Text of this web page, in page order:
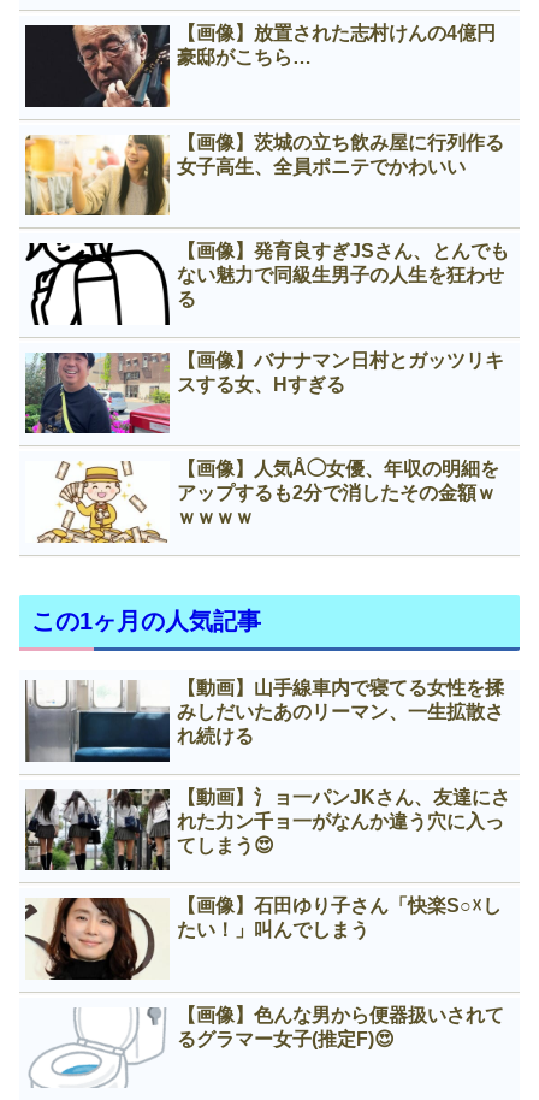
【画像】放置された志村けんの4億円
豪邸がこちら…
【画像】茨城の立ち飲み屋に行列作る
女子高生、全員ポニテでかわいい
【画像】発育良すぎJSさん、とんでも
ない魅力で同級生男子の人生を狂わせ
る
【画像】バナナマン日村とガッツリキ
スする女、Нすぎる
【画像】人気Å◯女優、年収の明細を
アップするも2分で消したその金額ｗ
ｗｗｗｗ
この1ヶ月の人気記事
【動画】山手線車内で寝てる女性を揉
みしだいたあのリーマン、一生拡散さ
れ続ける
【動画】氵ョ一パンJKさん、友達にさ
れた力ン千ョ一がなんか違う穴に入っ
てしまう😍
【画像】石田ゆり子さん「快楽S○☓し
たい！」叫んでしまう
【画像】色んな男から便器扱いされて
るグラマー女子(推定F)😍